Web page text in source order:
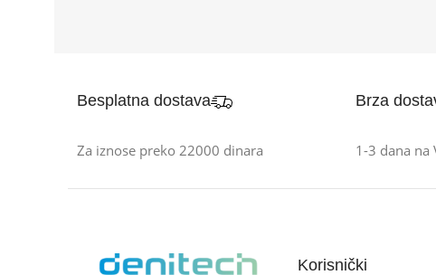
Besplatna dostava
Za iznose preko 22000 dinara
Brza
1-3 dana na
Korisnički